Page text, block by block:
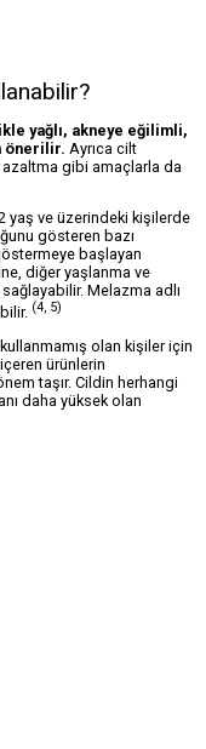
yağlı, akneye eğilimli,
önerilir. Ayrıca cilt
azaltma gibi amaçlarla da
yaş ve üzerindeki kişilerde
gösteren bazı
başlayan
diğer yaşlanma ve
sağlayabilir. Melazma adlı
(4, 5)
olan kişiler için
ürünlerin
taşır. Cildin herhangi
daha yüksek olan